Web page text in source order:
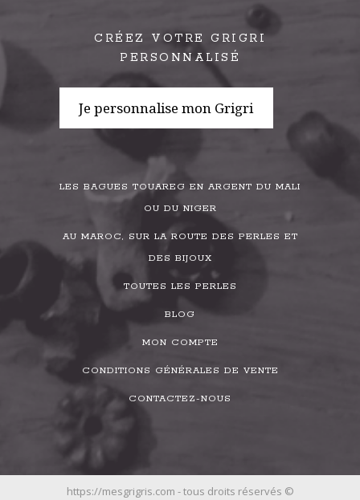
CRÉEZ VOTRE GRIGRI
PERSONNALISÉ
Je personnalise mon Grigri
LES BAGUES TOUAREG EN ARGENT DU MALI
OU DU NIGER
AU MAROC, SUR LA ROUTE DES PERLES ET
DES BIJOUX
TOUTES LES PERLES
BLOG
MON COMPTE
CONDITIONS GÉNÉRALES DE VENTE
CONTACTEZ-NOUS
https://mesgrigris.com - tous droits réservés ©